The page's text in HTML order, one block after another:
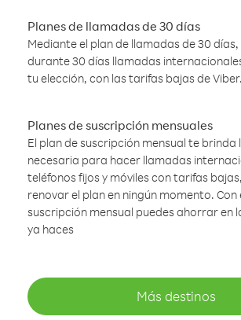
Planes de llamadas de 30 días
Mediante el plan de llamadas de 30
durante 30 días llamadas
tu elección, con las tarifas bajas de Viber.
Planes de suscripción mensuales
El plan de suscripción mensual te brinda
necesaria para hacer llamadas
teléfonos fijos y móviles con tarifas
renovar el plan en ningún momento. Con
suscripción mensual puedes ahorrar en
ya haces
Más destinos